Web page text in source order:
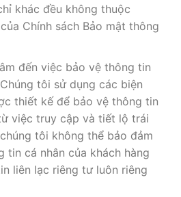
khác đều không thuộc
Chính sách Bảo mật thông
đến việc bảo vệ thông tin
tôi sử dụng các biện
thiết kế để bảo vệ thông tin
việc truy cập và tiết lộ trái
tôi không thể bảo đảm
tin cá nhân của khách hàng
liên lạc riêng tư luôn riêng